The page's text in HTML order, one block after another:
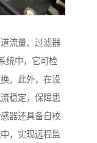
流量、过滤器
统中，它可检
。此外，在设
稳定，保障患
器还具备自校
，实现远程监